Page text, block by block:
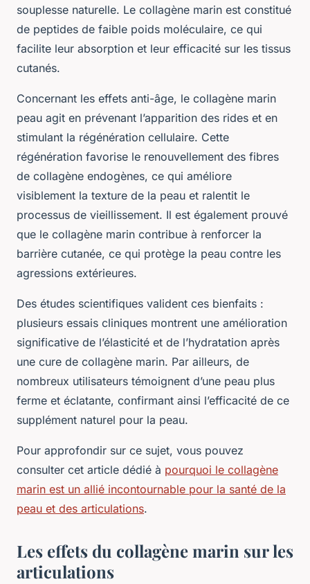
souplesse naturelle. Le collagène marin est constitué
de peptides de faible poids moléculaire, ce qui
facilite leur absorption et leur efficacité sur les tissus
cutanés.
Concernant les effets anti-âge, le collagène marin
peau agit en prévenant l’apparition des rides et en
stimulant la régénération cellulaire. Cette
régénération favorise le renouvellement des fibres
de collagène endogènes, ce qui améliore
visiblement la texture de la peau et ralentit le
processus de vieillissement. Il est également prouvé
que le collagène marin contribue à renforcer la
barrière cutanée, ce qui protège la peau contre les
agressions extérieures.
Des études scientifiques valident ces bienfaits :
plusieurs essais cliniques montrent une amélioration
significative de l’élasticité et de l’hydratation après
une cure de collagène marin. Par ailleurs, de
nombreux utilisateurs témoignent d’une peau plus
ferme et éclatante, confirmant ainsi l’efficacité de ce
supplément naturel pour la peau.
Pour approfondir sur ce sujet, vous pouvez
consulter cet article dédié à pourquoi le collagène
marin est un allié incontournable pour la santé de la
peau et des articulations.
Les effets du collagène marin sur les
articulations